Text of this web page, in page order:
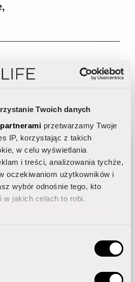
Twoich danych
przetwarzamy Twoje
IP, korzystając z takich
w celu wyświetlania
i treści, analizowania tychże,
oczekiwaniom użytkowników i
wybór odnośnie tego, kto
w jakich celach to robi.
chcielibyśmy również:
nawet do kilku metrów
je zbiory danych
Salvia officinalis extract,
bark extract, Glycyrrhiza
citrate,
capric triglyceride,
Hydroxyethyl
taurate
Benzyl alcohol,
do rytmu
skóry?